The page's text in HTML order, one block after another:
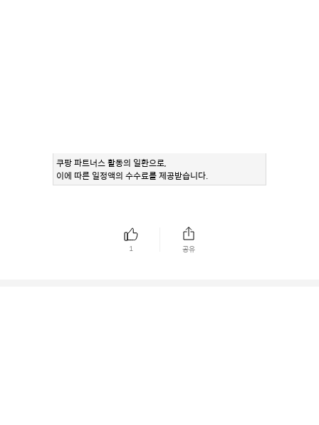
쿠팡 파트너스 활동의 일환으로,
이에 따른 일정액의 수수료를 제공받습니다.
1 공유